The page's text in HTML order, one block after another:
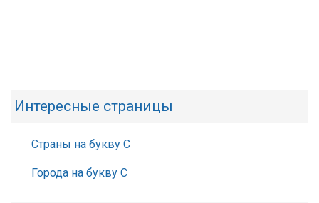
Интересные страницы
Страны на букву С
Города на букву С